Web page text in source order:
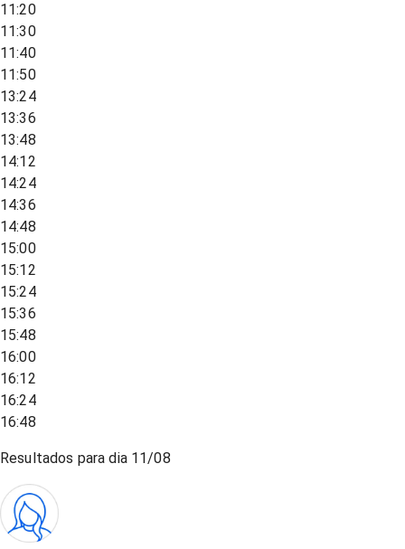
11:20
11:30
11:40
11:50
13:24
13:36
13:48
14:12
14:24
14:36
14:48
15:00
15:12
15:24
15:36
15:48
16:00
16:12
16:24
16:48
Resultados para dia 11/08